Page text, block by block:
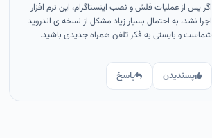
اگر پس از عملیات فلش و نصب اینستاگرام، این نرم افزار
اجرا نشد، به احتمال بسیار زیاد مشکل از نسخه ی اندروید
شماست و بایستی به فکر تلفن همراه جدیدی باشید.
پسندیدن پاسخ